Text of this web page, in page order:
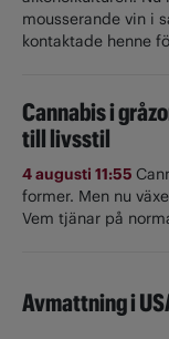
mousserande vin i
kontaktade henne
Cannabis i
till livsstil
4 augusti 11:55
former. Men nu
Vem tjänar på
Avmattning i